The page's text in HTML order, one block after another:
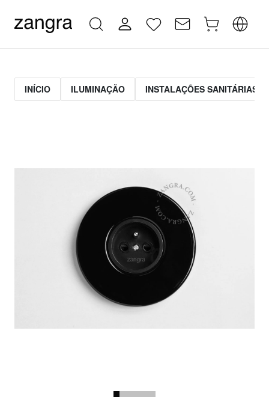
INÍCIO ILUMINAÇÃO INSTALAÇÕES SANITÁRIAS